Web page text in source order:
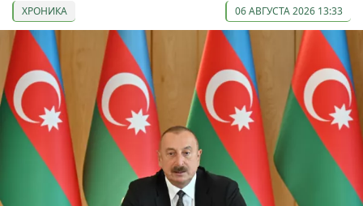
ХРОНИКА 06 АВГУСТА 2026 13:33